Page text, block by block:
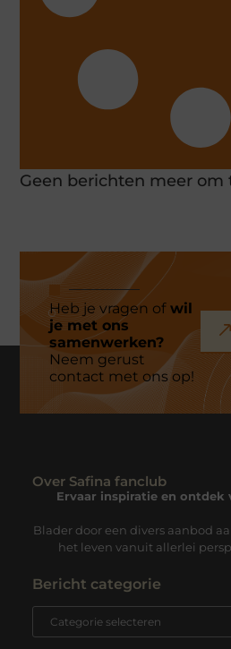
Geen berichten meer om
Heb je vragen ofwil
je met ons
samenwerken?
Neem gerust
contact met ons op!
Over Safina fanclub
Ervaar inspiratie en ontdek
Blader door een divers aanbod
het leven vanuit allerlei
Bericht categorie